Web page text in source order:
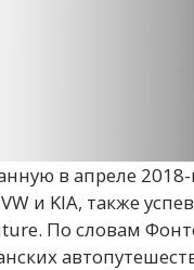
в апреле 2018-
и KIA, также
По словам